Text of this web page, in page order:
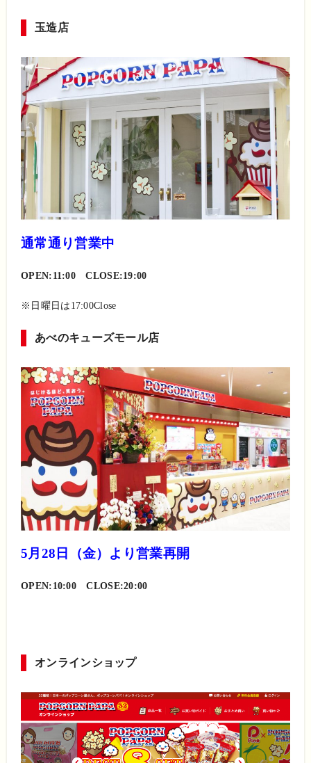
玉造店
通常通り営業中
OPEN:11:00 CLOSE:19:00
※日曜日は17:00Close
あべのキューズモール店
5月28日（金）より営業再開
OPEN:10:00 CLOSE:20:00
オンラインショップ